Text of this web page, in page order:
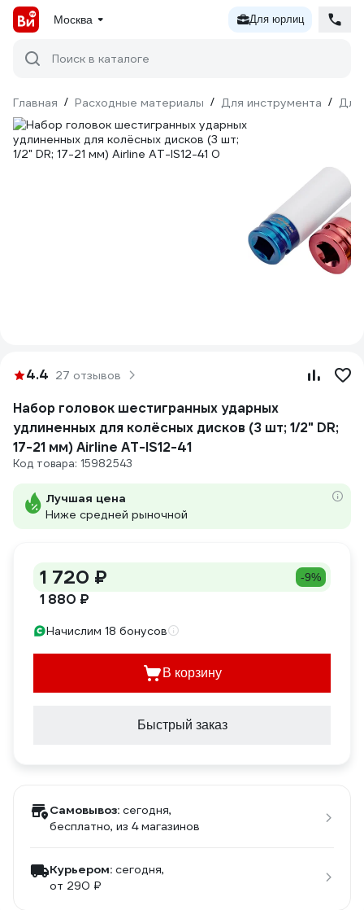
Москва Для юрлиц
Поиск в каталоге
Главная / Расходные материалы / Для инструмента / Для
4.4 27 отзывов
Набор головок шестигранных ударных
удлиненных для колёсных дисков (3 шт; 1/2" DR;
17-21 мм) Airline AT-IS12-41
Код товара: 15982543
Лучшая цена
Ниже средней рыночной
1 720 ₽ -9%
1 880 ₽
Начислим 18 бонусов
В корзину
Быстрый заказ
Самовывоз: сегодня,
бесплатно, из 4 магазинов
Курьером: сегодня,
от 290 ₽